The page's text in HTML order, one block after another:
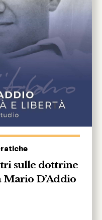
sulle dottrine
Mario D’Addio